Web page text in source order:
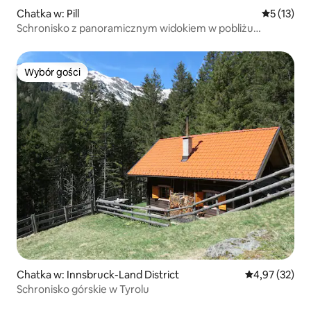
Chatka w: Pill Średnia
5 (13)
Schronisko z panoramicznym widokiem w pobliżu
Wybór gości
Wybór gości
Chatka w: Innsbruck-Land District Średnia
4,97 (32)
Schronisko górskie w Tyrolu